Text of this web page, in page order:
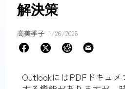
解決策
高美季子 1/26/2026
OutlookにはPDFドキュ